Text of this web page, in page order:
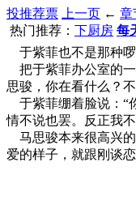
投推荐票 上一页 ← 章
热门推荐： 下厨房 每
于紫菲也不是那种啰
把于紫菲办公室的一
思骏，你在看什么？
于紫菲绷着脸说：“
情不说也罢。反正我
马思骏本来很高兴的
爱的样子，就跟刚谈